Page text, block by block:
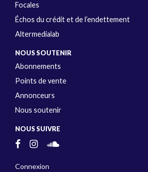
Focales
Échos du crédit et de l’endettement
Altermedialab
NOUS SOUTENIR
Abonnements
Points de vente
Annonceurs
Nous soutenir
NOUS SUIVRE
Connexion